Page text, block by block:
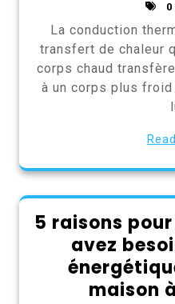
La conduction
transfert de chaleur
corps chaud
à un corps plus
5 raisons
avez
maison